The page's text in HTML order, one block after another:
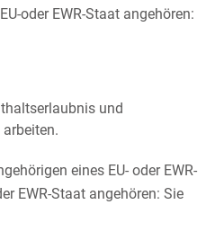
oder EWR-Staat angehören:
und
eines EU- oder EWR-
EWR-Staat angehören: Sie